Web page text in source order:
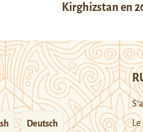
Kirghizstan en
Deutsch
Le